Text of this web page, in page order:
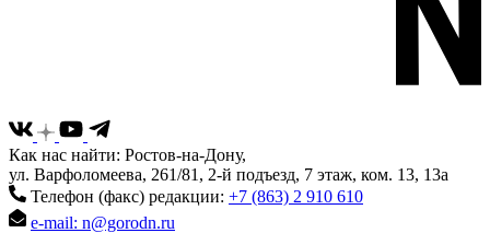
Как нас найти: Ростов-на-Дону,
ул. Варфоломеева, 261/81, 2-й подъезд, 7 этаж, ком. 13, 13а
Телефон (факс) редакции: +7 (863) 2 910 610
e-mail: n@gorodn.ru